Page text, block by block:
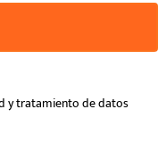
y tratamiento de datos